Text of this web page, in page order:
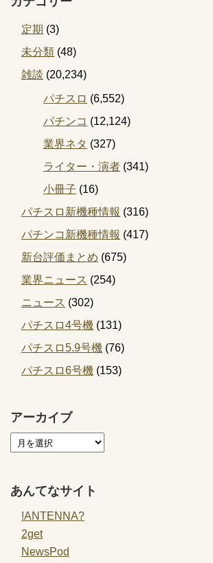
定期 (3)
未分類 (48)
雑談 (20,234)
パチスロ (6,552)
パチンコ (12,124)
業界ネタ (327)
ライター・演者 (341)
小冊子 (16)
パチスロ新機種情報 (316)
パチンコ新機種情報 (417)
新台評価まとめ (675)
業界ニュース (254)
ニュース (302)
パチスロ4号機 (131)
パチスロ5.9号機 (76)
パチスロ6号機 (153)
アーカイブ
あんてなサイト
!ANTENNA?
2get
NewsPod